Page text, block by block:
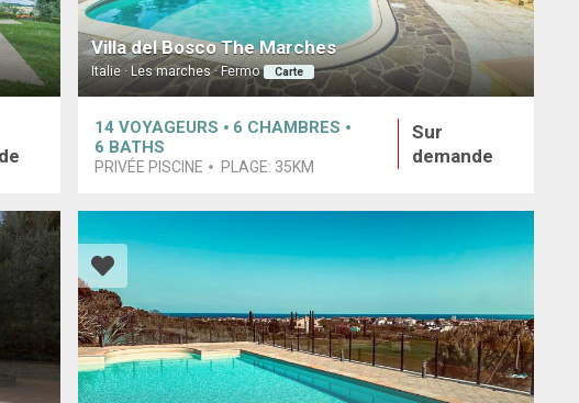
Villa del Bosco The Marches
Italie · Les marches · Fermo Carte
14 VOYAGEURS 6 CHAMBRES
6 BATHS
PRIVÉE PISCINE PLAGE: 35KM
Sur
demande